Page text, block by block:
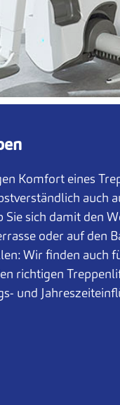
Komfort eines
auch
Sie sich damit den
oder auf den
Wir finden auch
richtigen
und